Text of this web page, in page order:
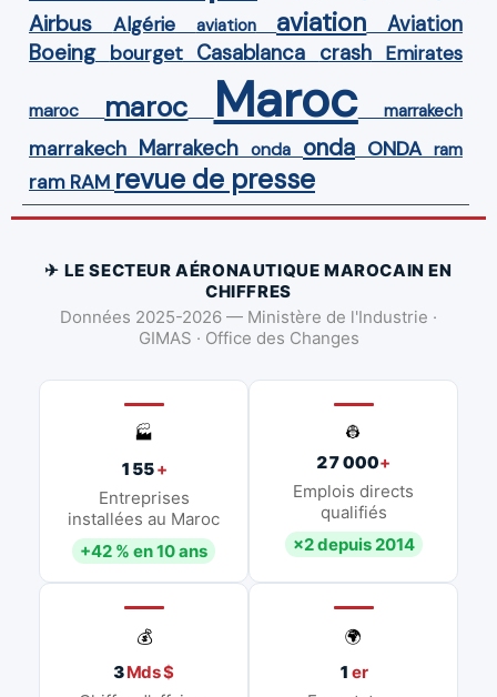
Airbus Algérie aviation aviation Aviation
Boeing bourget Casablanca crash Emirates
maroc maroc Maroc marrakech
marrakech Marrakech onda onda ONDA ram
ram RAM revue de presse
✈ LE SECTEUR AÉRONAUTIQUE MAROCAIN EN
CHIFFRES
Données 2025-2026 — Ministère de l'Industrie ·
GIMAS · Office des Changes
🏭
155+
Entreprises
installées au Maroc
+42 % en 10 ans
👷
27 000+
Emplois directs
qualifiés
×2 depuis 2014
💰
3Mds $
🌍
1 er